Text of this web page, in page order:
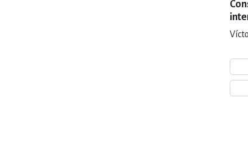
INFANTILES,
MATEMÁTICAS
NOVELA